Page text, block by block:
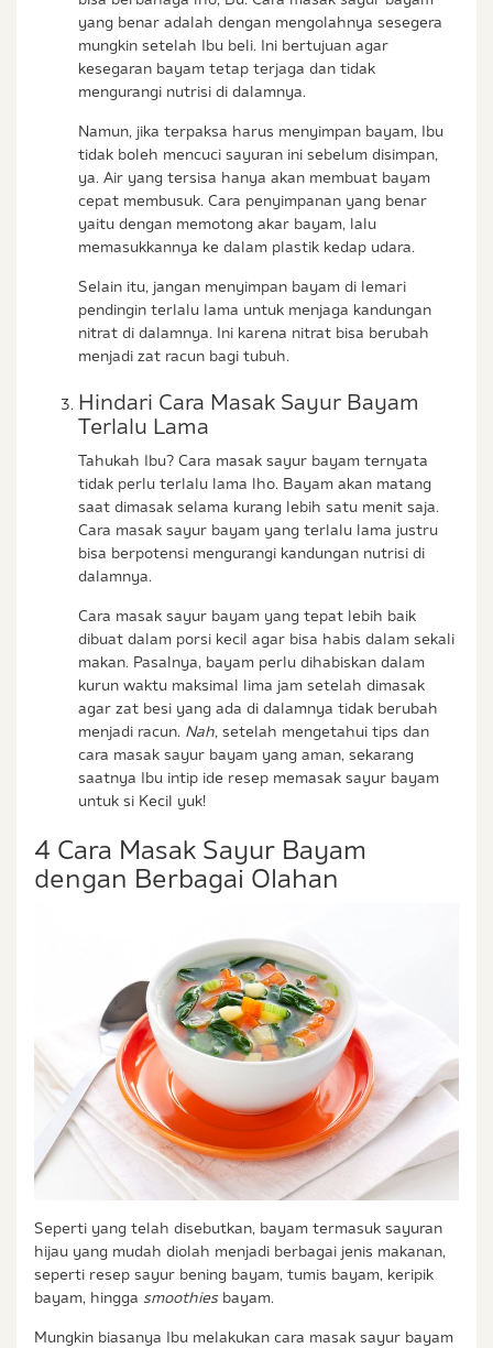
yang benar adalah dengan mengolahnya sesegera
mungkin setelah Ibu beli. Ini bertujuan agar
kesegaran bayam tetap terjaga dan tidak
mengurangi nutrisi di dalamnya.
Namun, jika terpaksa harus menyimpan bayam, Ibu
tidak boleh mencuci sayuran ini sebelum disimpan,
ya. Air yang tersisa hanya akan membuat bayam
cepat membusuk. Cara penyimpanan yang benar
yaitu dengan memotong akar bayam, lalu
memasukkannya ke dalam plastik kedap udara.
Selain itu, jangan menyimpan bayam di lemari
pendingin terlalu lama untuk menjaga kandungan
nitrat di dalamnya. Ini karena nitrat bisa berubah
menjadi zat racun bagi tubuh.
Hindari Cara Masak Sayur Bayam
Terlalu Lama
Tahukah Ibu? Cara masak sayur bayam ternyata
tidak perlu terlalu lama lho. Bayam akan matang
saat dimasak selama kurang lebih satu menit saja.
Cara masak sayur bayam yang terlalu lama justru
bisa berpotensi mengurangi kandungan nutrisi di
dalamnya.
Cara masak sayur bayam yang tepat lebih baik
dibuat dalam porsi kecil agar bisa habis dalam sekali
makan. Pasalnya, bayam perlu dihabiskan dalam
kurun waktu maksimal lima jam setelah dimasak
agar zat besi yang ada di dalamnya tidak berubah
menjadi racun. Nah, setelah mengetahui tips dan
cara masak sayur bayam yang aman, sekarang
saatnya Ibu intip ide resep memasak sayur bayam
untuk si Kecil yuk!
4 Cara Masak Sayur Bayam
dengan Berbagai Olahan
Seperti yang telah disebutkan, bayam termasuk sayuran
hijau yang mudah diolah menjadi berbagai jenis makanan,
seperti resep sayur bening bayam, tumis bayam, keripik
bayam, hingga smoothies bayam.
Mungkin biasanya Ibu melakukan cara masak sayur bayam